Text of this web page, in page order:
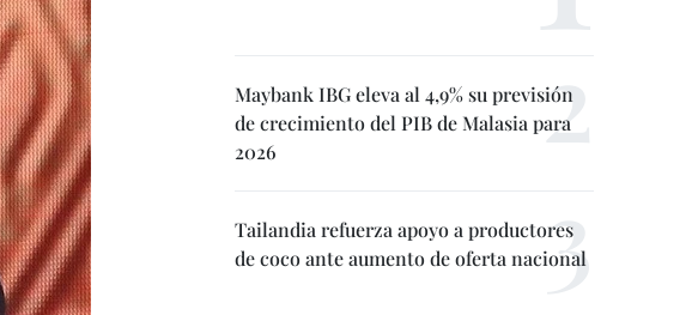
Maybank IBG eleva al 4,9% su previsión
de crecimiento del PIB de Malasia para
2026
Tailandia refuerza apoyo a productores
de coco ante aumento de oferta nacional